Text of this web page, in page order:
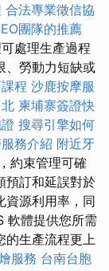
合法專業徵信協
團隊的推薦
處理生產過程
、勞動力短缺或
程 沙鹿按摩服
柬埔寨簽證快
搜尋引擎如何
務介紹 附近牙
約束管理可確
預訂和延誤對於
資源利用率，同
軟體提供您所需
的生產流程更上
服務 台南台胞